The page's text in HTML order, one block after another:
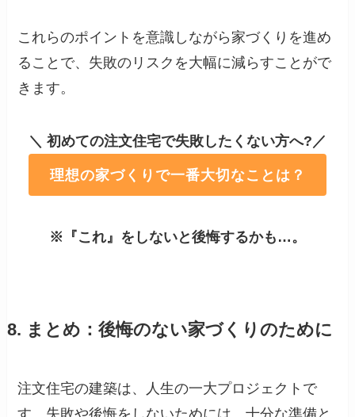
これらのポイントを意識しながら家づくりを進め
ることで、失敗のリスクを大幅に減らすことがで
きます。
＼ 初めての注文住宅で失敗したくない方へ?／
理想の家づくりで一番大切なことは？
※『これ』をしないと後悔するかも…。
8. まとめ：後悔のない家づくりのために
注文住宅の建築は、人生の一大プロジェクトで